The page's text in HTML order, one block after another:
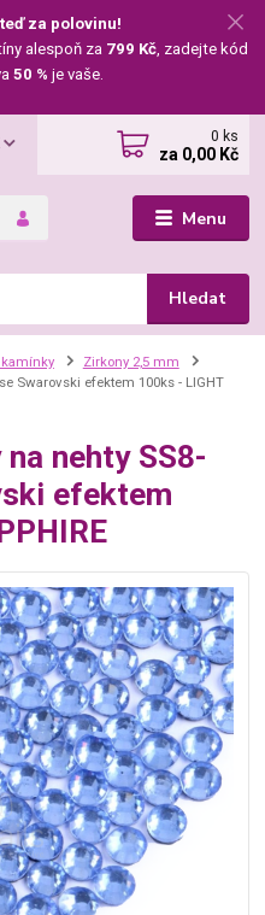
za polovinu!
alespoň za 799 Kč, zadejte kód
50 % je vaše.
Menu
Hledat
0 ks
za 0,00 Kč
Zirkony 2,5 mm
Swarovski efektem 100ks - LIGHT
nehty SS8-
efektem